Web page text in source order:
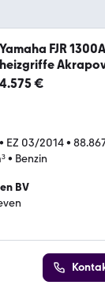
Yamaha FJR
heizgriffe
4.575 €
• EZ 03/2014•
• Benzin
BV